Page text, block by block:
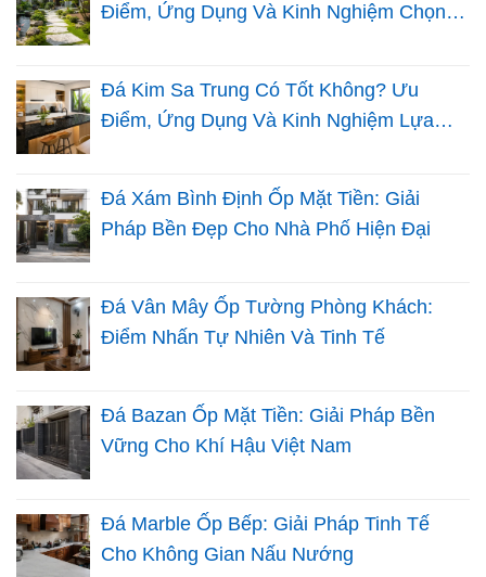
Điểm, Ứng Dụng Và Kinh Nghiệm Chọn
Đá Kim Sa Trung Có Tốt Không? Ưu
Điểm, Ứng Dụng Và Kinh Nghiệm Lựa
Đá Xám Bình Định Ốp Mặt Tiền: Giải
Pháp Bền Đẹp Cho Nhà Phố Hiện Đại
Đá Vân Mây Ốp Tường Phòng Khách:
Điểm Nhấn Tự Nhiên Và Tinh Tế
Đá Bazan Ốp Mặt Tiền: Giải Pháp Bền
Vững Cho Khí Hậu Việt Nam
Đá Marble Ốp Bếp: Giải Pháp Tinh Tế
Cho Không Gian Nấu Nướng